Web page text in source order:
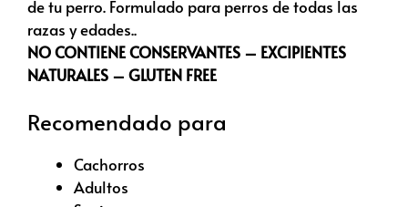
de tu perro. Formulado para perros de todas las
razas y edades..
NO CONTIENE CONSERVANTES – EXCIPIENTES
NATURALES – GLUTEN FREE
Recomendado para
Cachorros
Adultos